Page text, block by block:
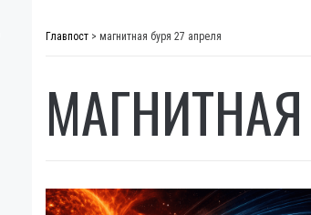
Главпост > магнитная буря 27 апреля